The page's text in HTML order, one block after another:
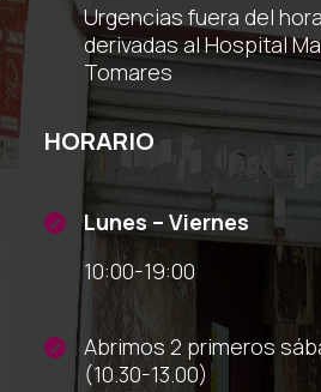
Urgencias fuera del
derivadas al Hospital
Tomares
HORARIO

Lunes – Viernes
10:00-19:00

Abrimos 2 primeros
(10.30-13.00)